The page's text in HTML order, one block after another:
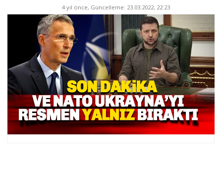
4 yıl önce, Güncelleme: 23.03.2022, 22:23